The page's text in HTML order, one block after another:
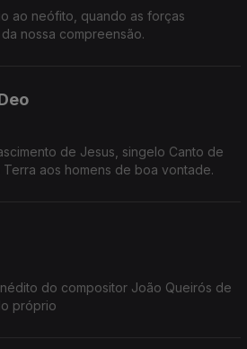
ao neófito, quando as forças
nossa compreensão.
de Jesus, singelo Canto de
aos homens de boa vontade.
do compositor João Queirós de
próprio